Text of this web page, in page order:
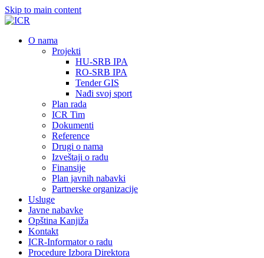
Skip to main content
О nama
Projekti
HU-SRB IPA
RO-SRB IPA
Tender GIS
Nađi svoj sport
Plan rada
ICR Tim
Dokumenti
Reference
Drugi o nama
Izveštaji o radu
Finansije
Plan javnih nabavki
Partnerske organizacije
Usluge
Javne nabavke
Opština Kanjiža
Kontakt
ICR-Informator o radu
Procedure Izbora Direktora